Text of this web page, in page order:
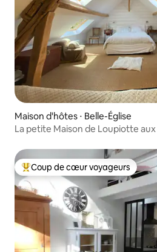
Maison d'hôtes ⋅ Belle-Église
La petite
Coups de cœur voyageurs les plus
Coup de cœur voyageurs